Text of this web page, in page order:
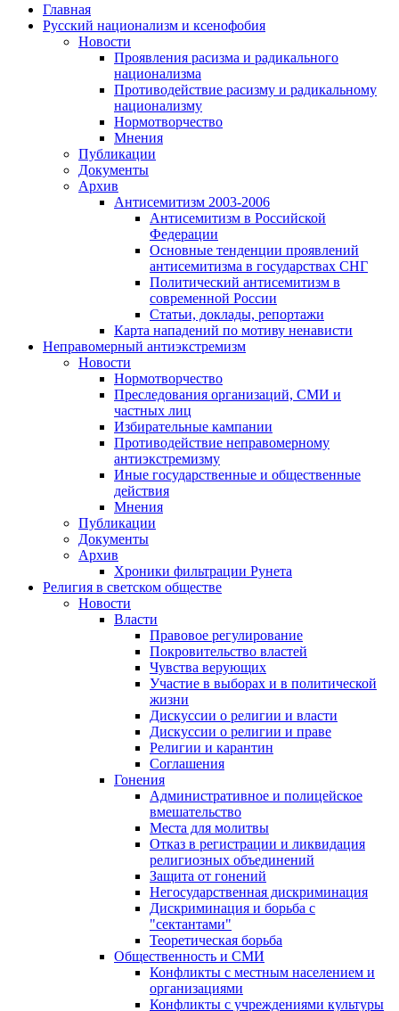
Главная
Русский национализм и ксенофобия
Новости
Проявления расизма и радикального
национализма
Противодействие расизму и радикальному
национализму
Нормотворчество
Мнения
Публикации
Документы
Архив
Антисемитизм 2003-2006
Антисемитизм в Российской
Федерации
Основные тенденции проявлений
антисемитизма в государствах СНГ
Политический антисемитизм в
современной России
Статьи, доклады, репортажи
Карта нападений по мотиву ненависти
Неправомерный антиэкстремизм
Новости
Нормотворчество
Преследования организаций, СМИ и
частных лиц
Избирательные кампании
Противодействие неправомерному
антиэкстремизму
Иные государственные и общественные
действия
Мнения
Публикации
Документы
Архив
Хроники фильтрации Рунета
Религия в светском обществе
Новости
Власти
Правовое регулирование
Покровительство властей
Чувства верующих
Участие в выборах и в политической
жизни
Дискуссии о религии и власти
Дискуссии о религии и праве
Религии и карантин
Соглашения
Гонения
Административное и полицейское
вмешательство
Места для молитвы
Отказ в регистрации и ликвидация
религиозных объединений
Защита от гонений
Негосударственная дискриминация
Дискриминация и борьба с
"сектантами"
Теоретическая борьба
Общественность и СМИ
Конфликты с местным населением и
организациями
Конфликты с учреждениями культуры